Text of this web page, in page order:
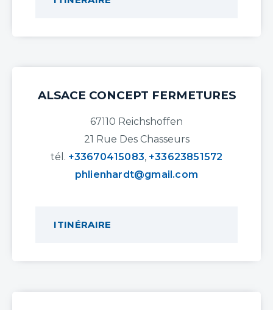
ALSACE CONCEPT FERMETURES
67110 Reichshoffen
21 Rue Des Chasseurs
tél. +33670415083, +33623851572
phlienhardt@gmail.com
ITINÉRAIRE